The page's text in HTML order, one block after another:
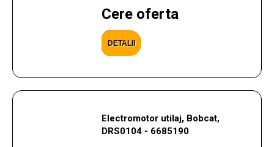
Cere oferta
DETALII
Electromotor utilaj, Bobcat,
DRS0104 - 6685190